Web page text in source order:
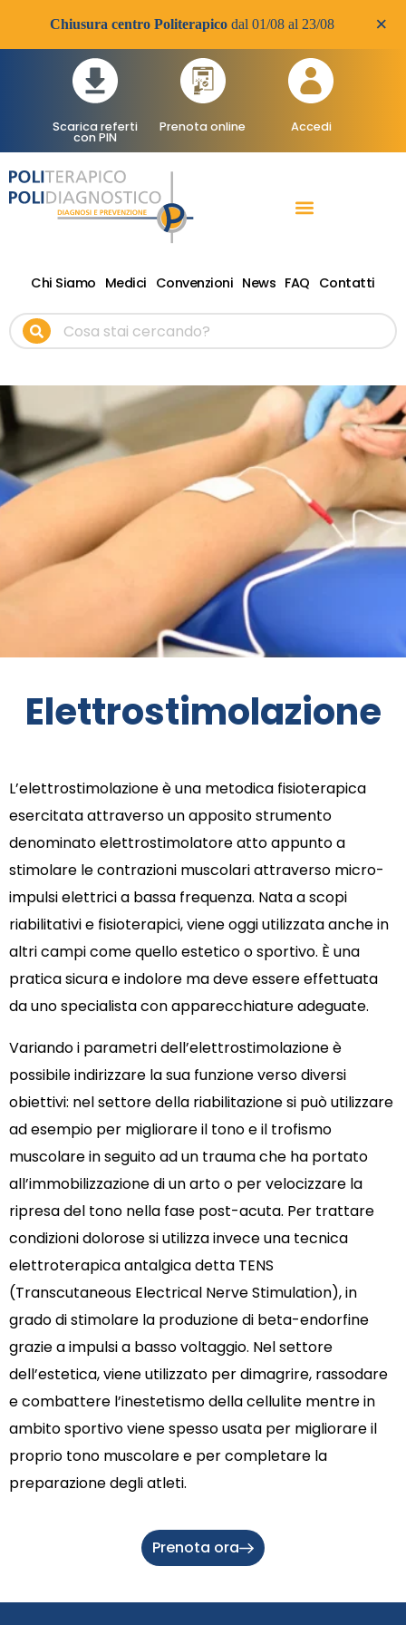
Chiusura centro Politerapicodal 01/08 al 23/08 ×
Scarica referti
con PIN
Prenota online Accedi
Chi Siamo Medici Convenzioni News FAQ Contatti
Elettrostimolazione
L’elettrostimolazione è una metodica fisioterapica
esercitata attraverso un apposito strumento
denominato elettrostimolatore atto appunto a
stimolare le contrazioni muscolari attraverso micro-
impulsi elettrici a bassa frequenza. Nata a scopi
riabilitativi e fisioterapici, viene oggi utilizzata anche in
altri campi come quello estetico o sportivo. È una
pratica sicura e indolore ma deve essere effettuata
da uno specialista con apparecchiature adeguate.
Variando i parametri dell’elettrostimolazione è
possibile indirizzare la sua funzione verso diversi
obiettivi: nel settore della riabilitazione si può utilizzare
ad esempio per migliorare il tono e il trofismo
muscolare in seguito ad un trauma che ha portato
all’immobilizzazione di un arto o per velocizzare la
ripresa del tono nella fase post-acuta. Per trattare
condizioni dolorose si utilizza invece una tecnica
elettroterapica antalgica detta TENS
(Transcutaneous Electrical Nerve Stimulation), in
grado di stimolare la produzione di beta-endorfine
grazie a impulsi a basso voltaggio. Nel settore
dell’estetica, viene utilizzato per dimagrire, rassodare
e combattere l’inestetismo della cellulite mentre in
ambito sportivo viene spesso usata per migliorare il
proprio tono muscolare e per completare la
preparazione degli atleti.
Prenota ora